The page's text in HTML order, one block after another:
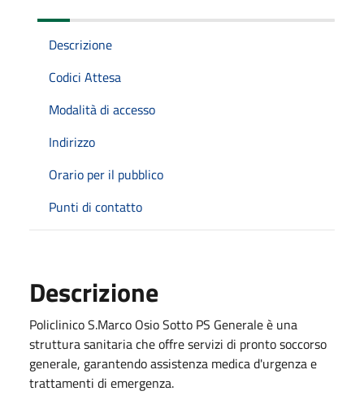
Descrizione
Codici Attesa
Modalità di accesso
Indirizzo
Orario per il pubblico
Punti di contatto
Descrizione
Policlinico S.Marco Osio Sotto PS Generale è una
struttura sanitaria che offre servizi di pronto soccorso
generale, garantendo assistenza medica d'urgenza e
trattamenti di emergenza.